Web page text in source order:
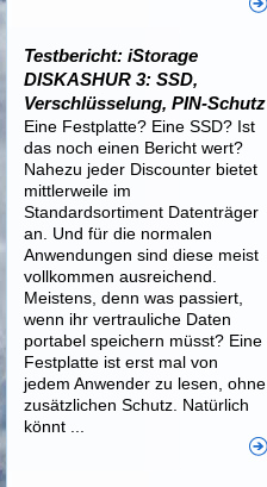
Testbericht: iStorage
DISKASHUR 3: SSD,
Verschlüsselung, PIN-Schutz
Eine Festplatte? Eine SSD? Ist
das noch einen Bericht wert?
Nahezu jeder Discounter bietet
mittlerweile im
Standardsortiment Datenträger
an. Und für die normalen
Anwendungen sind diese meist
vollkommen ausreichend.
Meistens, denn was passiert,
wenn ihr vertrauliche Daten
portabel speichern müsst? Eine
Festplatte ist erst mal von
jedem Anwender zu lesen, ohne
zusätzlichen Schutz. Natürlich
könnt ...